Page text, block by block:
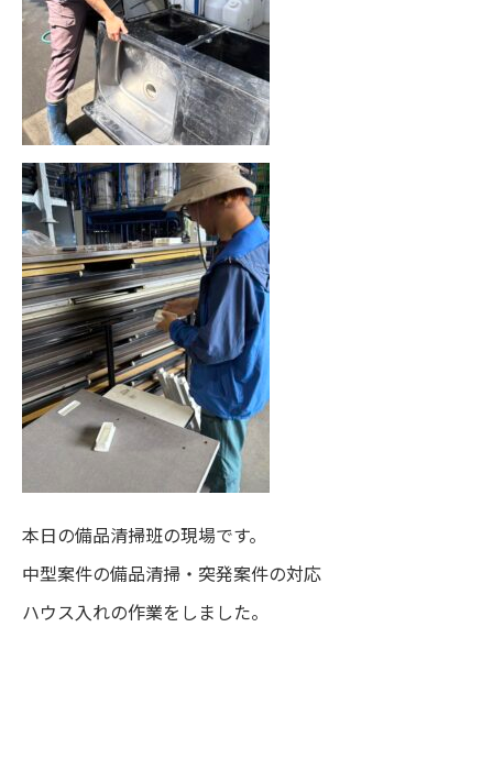
本日の備品清掃班の現場です。
中型案件の備品清掃・突発案件の対応
ハウス入れの作業をしました。